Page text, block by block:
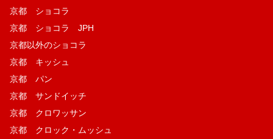
京都 ショコラ
京都 ショコラ JPH
京都以外のショコラ
京都 キッシュ
京都 パン
京都 サンドイッチ
京都 クロワッサン
京都 クロック・ムッシュ